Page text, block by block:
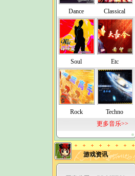
Dance Classical
Soul Etc
Rock
Techno
更多音乐>>
游戏资讯